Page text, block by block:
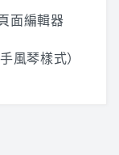
面編輯器
風琴樣式）